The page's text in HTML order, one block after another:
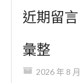
近期留言
彙整
2026 年 8 月